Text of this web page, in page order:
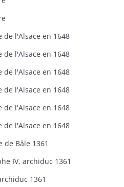
l'Alsace en 1648
l'Alsace en 1648
l'Alsace en 1648
l'Alsace en 1648
l'Alsace en 1648
l'Alsace en 1648
de Bâle 1361
IV, archiduc 1361
1361